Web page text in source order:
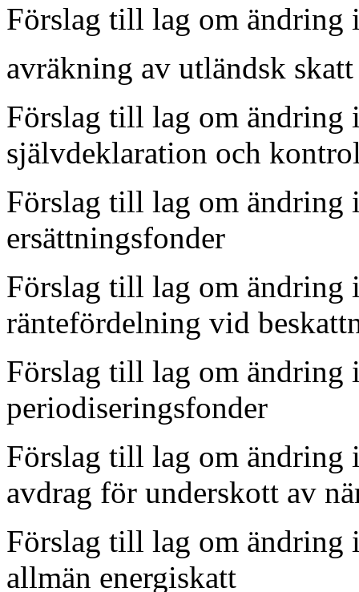
Förslag till lag om ändring
avräkning av
Förslag till lag om ändring
självdeklaration
Förslag till lag om ändring
Förslag till lag om ändring
räntefördelning
Förslag till lag om ändring
Förslag till lag om ändring
avdrag för underskott
Förslag till lag om ändring
allmän